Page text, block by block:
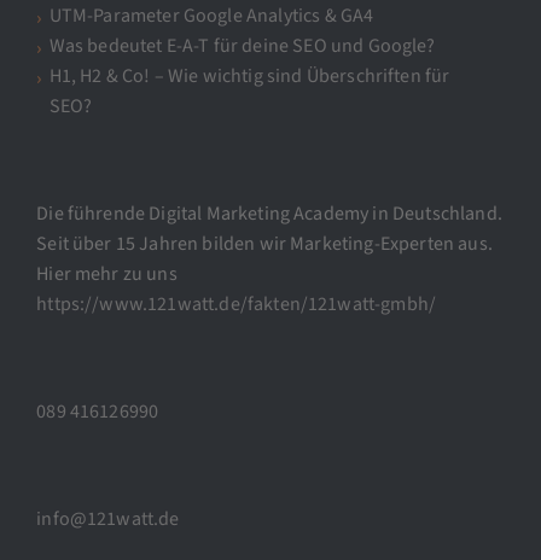
UTM-Parameter Google Analytics & GA4
Was bedeutet E-A-T für deine SEO und Google?
H1, H2 & Co! – Wie wichtig sind Überschriften für
SEO?
Die führende Digital Marketing Academy in Deutschland.
Seit über 15 Jahren bilden wir Marketing-Experten aus.
Hier mehr zu uns
https://www.121watt.de/fakten/121watt-gmbh/
089 416126990
info@121watt.de